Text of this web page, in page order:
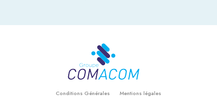
Conditions Générales Mentions légales